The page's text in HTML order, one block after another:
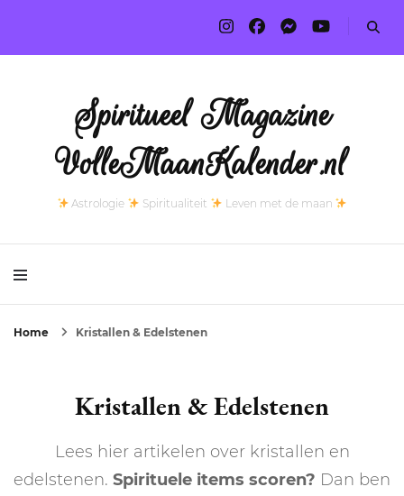
Spiritueel Magazine
VolleMaanKalender.nl
Astrologie Spiritualiteit Leven met de maan
Home Kristallen & Edelstenen
Kristallen & Edelstenen
Lees hier artikelen over kristallen en
edelstenen. Spirituele items scoren? Dan ben